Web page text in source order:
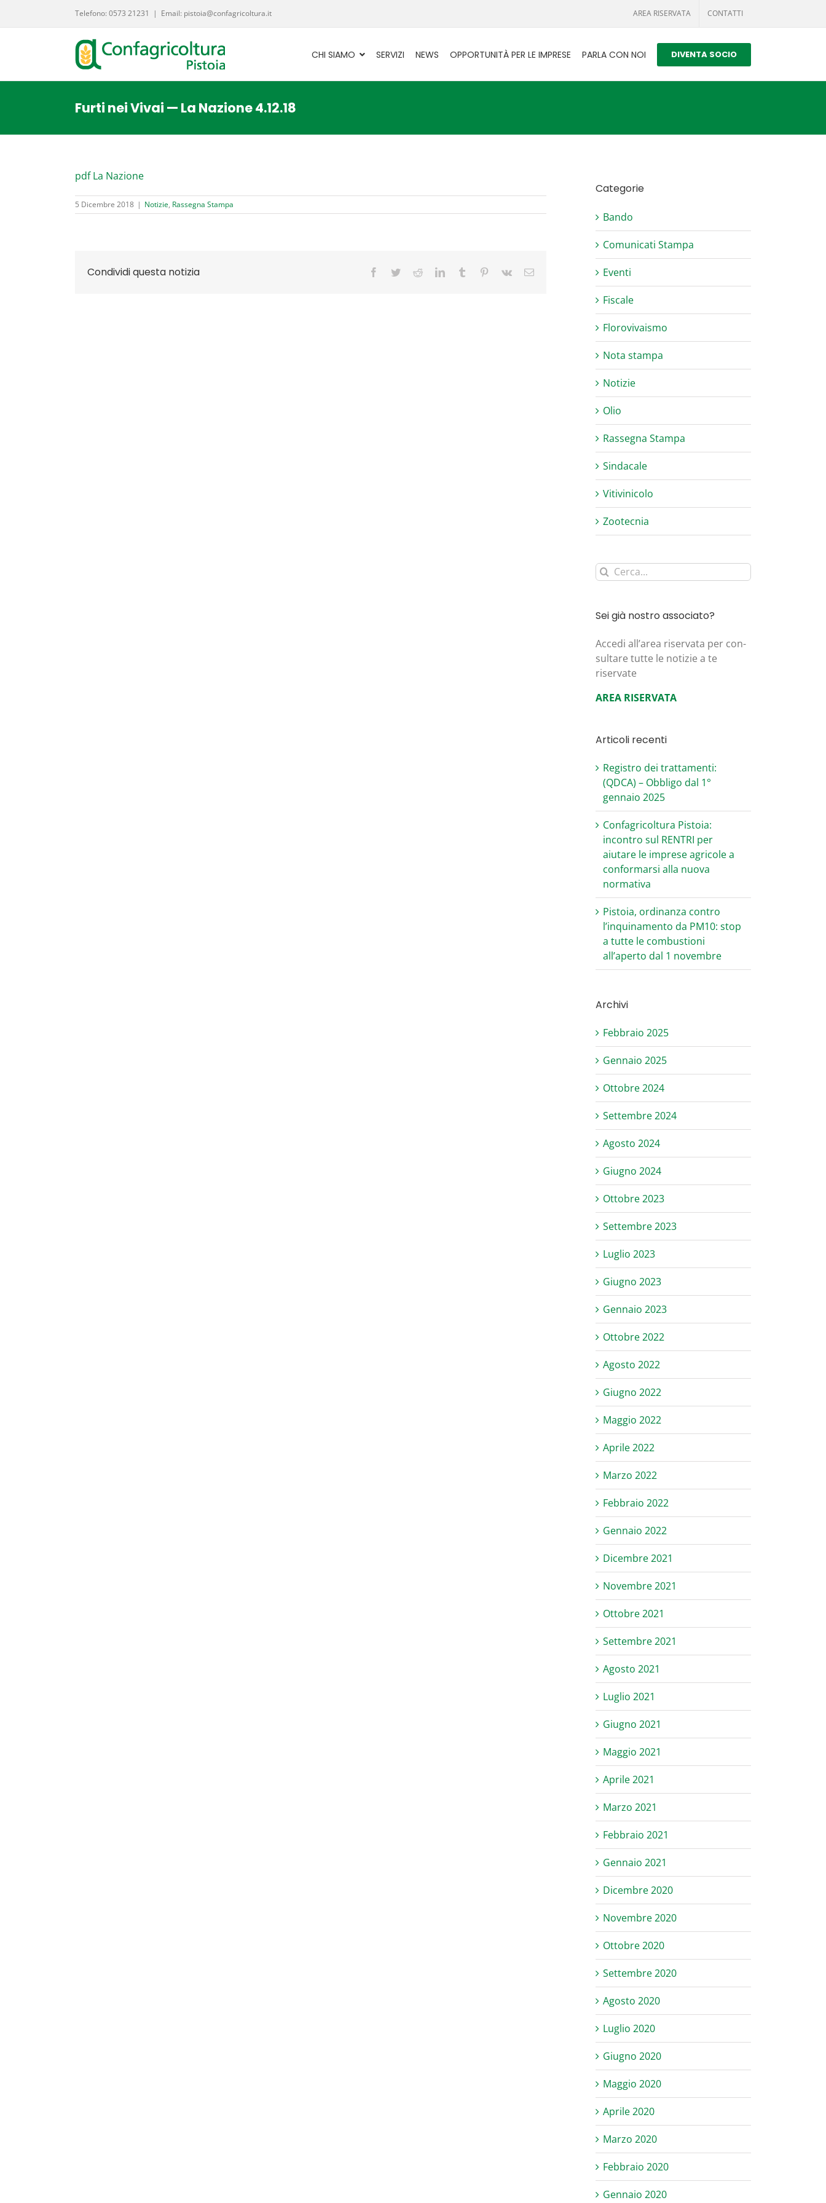
Telefono: 0573 21231 | Email: pistoia@confagricoltura.it AREA RISERVATA CONTATTI
CHI SIAMO SERVIZI NEWS OPPORTUNITÀ PER LE IMPRESE PARLA CON NOI DIVENTA SOCIO
Furti nei Vivai — La Nazione 4.12.18
pdf La Nazione
5 Dicembre 2018 | Notizie, Rassegna Stampa
Condividi questa notizia Facebook
TwitterRedditLinkedInTumblr Pinterest
Vk Email
Categorie
Bando
Comunicati Stampa
Eventi
Fiscale
Florovivaismo
Nota stampa
Notizie
Olio
Rassegna Stampa
Sindacale
Vitivinicolo
Zootecnia
Cerca
per:
Sei già nostro associato?
Acce­di all’area riser­va­ta per con­
sul­ta­re tut­te le noti­zie a te
riservate
AREA RISERVATA
Articoli recenti
Registro dei trattamenti:
(QDCA) – Obbligo dal 1°
gennaio 2025
Confagricoltura Pistoia:
incontro sul RENTRI per
aiutare le imprese agricole a
conformarsi alla nuova
normativa
Pistoia, ordinanza contro
l’inquinamento da PM10: stop
a tutte le combustioni
all’aperto dal 1 novembre
Archivi
Febbraio 2025
Gennaio 2025
Ottobre 2024
Settembre 2024
Agosto 2024
Giugno 2024
Ottobre 2023
Settembre 2023
Luglio 2023
Giugno 2023
Gennaio 2023
Ottobre 2022
Agosto 2022
Giugno 2022
Maggio 2022
Aprile 2022
Marzo 2022
Febbraio 2022
Gennaio 2022
Dicembre 2021
Novembre 2021
Ottobre 2021
Settembre 2021
Agosto 2021
Luglio 2021
Giugno 2021
Maggio 2021
Aprile 2021
Marzo 2021
Febbraio 2021
Gennaio 2021
Dicembre 2020
Novembre 2020
Ottobre 2020
Settembre 2020
Agosto 2020
Luglio 2020
Giugno 2020
Maggio 2020
Aprile 2020
Marzo 2020
Febbraio 2020
Gennaio 2020